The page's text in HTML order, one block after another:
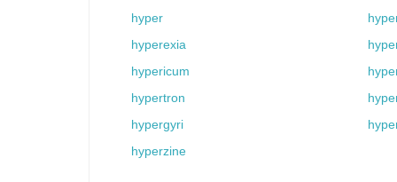
hyper
hyperexia
hypericum
hypertron
hypergyri
hyperzine